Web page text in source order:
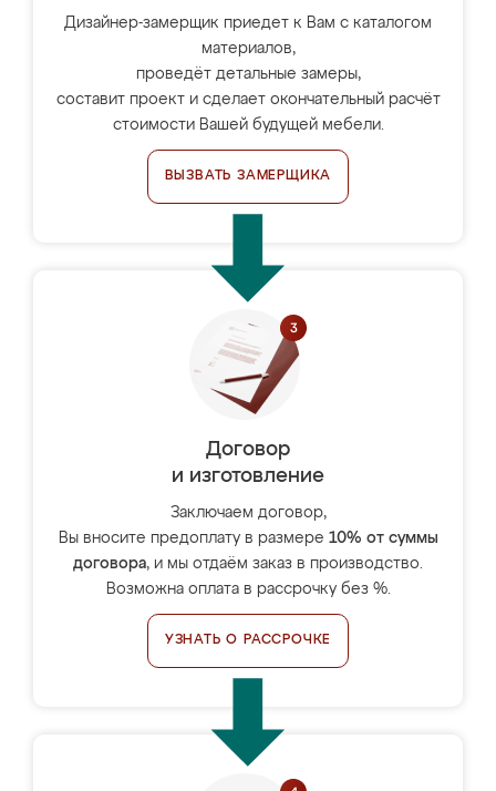
Дизайнер-замерщик приедет к Вам с каталогом
материалов,
проведёт детальные замеры,
составит проект и сделает окончательный расчёт
стоимости Вашей будущей мебели.
ВЫЗВАТЬ ЗАМЕРЩИКА
Договор
и изготовление
Заключаем договор,
Вы вносите предоплату в размере 10% от суммы
договора, и мы отдаём заказ в производство.
Возможна оплата в рассрочку без %.
УЗНАТЬ О РАССРОЧКЕ